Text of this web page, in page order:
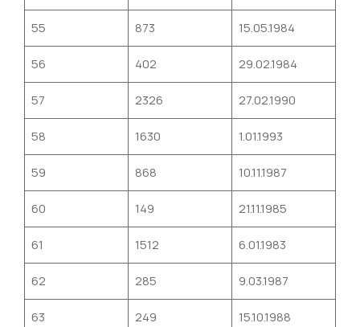
55 873 15.05.1984
56 402 29.02.1984
57 2326 27.02.1990
58 1630 1.01.1993
59 868 10.11.1987
60 149 21.11.1985
61 1512 6.01.1983
62 285 9.03.1987
63 249 15.10.1988